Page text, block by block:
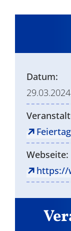
Datum:
29.03.2024
Webseite:
https://